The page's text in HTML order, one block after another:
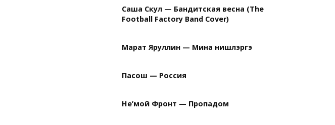
Саша Скул — Бандитская весна (The
Football Factory Band Cover)
Марат Яруллин — Мина нишлэргэ
Пасош — Россия
Не’мой Фронт — Пропадом